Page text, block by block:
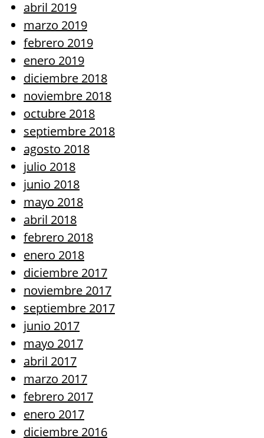
abril 2019
marzo 2019
febrero 2019
enero 2019
diciembre 2018
noviembre 2018
octubre 2018
septiembre 2018
agosto 2018
julio 2018
junio 2018
mayo 2018
abril 2018
febrero 2018
enero 2018
diciembre 2017
noviembre 2017
septiembre 2017
junio 2017
mayo 2017
abril 2017
marzo 2017
febrero 2017
enero 2017
diciembre 2016